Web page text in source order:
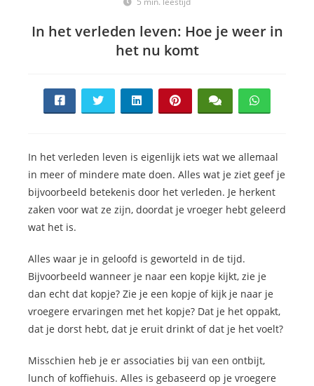
In het verleden leven: Hoe je weer in
het nu komt
In het verleden leven is eigenlijk iets wat we allemaal
in meer of mindere mate doen. Alles wat je ziet geef je
bijvoorbeeld betekenis door het verleden. Je herkent
zaken voor wat ze zijn, doordat je vroeger hebt geleerd
wat het is.
Alles waar je in geloofd is geworteld in de tijd.
Bijvoorbeeld wanneer je naar een kopje kijkt, zie je
dan echt dat kopje? Zie je een kopje of kijk je naar je
vroegere ervaringen met het kopje? Dat je het oppakt,
dat je dorst hebt, dat je eruit drinkt of dat je het voelt?
Misschien heb je er associaties bij van een ontbijt,
lunch of koffiehuis. Alles is gebaseerd op je vroegere